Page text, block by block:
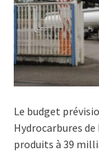
Le budget
Hydrocarbures
produits à 39